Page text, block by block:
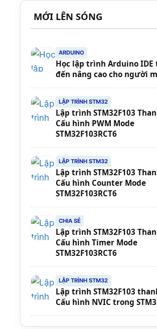
MỚI LÊN SÓNG
ARDUINO
Học lập trình Arduino IDE
đến nâng cao cho người
LẬP TRÌNH STM32
Lập trình STM32F103
Cấu hình PWM Mode
STM32F103RCT6
LẬP TRÌNH STM32
Lập trình STM32F103
Cấu hình Counter Mode
STM32F103RCT6
CHIA SẺ
Lập trình STM32F103
Cấu hình Timer Mode
STM32F103RCT6
LẬP TRÌNH STM32
Lập trình STM32F103
Cấu hình NVIC trong